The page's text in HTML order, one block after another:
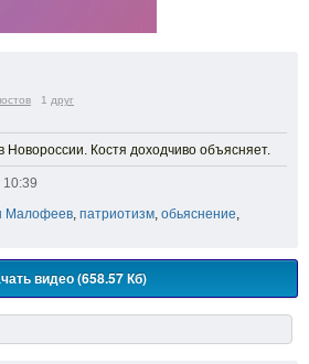
1 друг
Новороссии. Костя доходчиво объясняет.
Малофеев патриотизм обьяснение
видео (658.57 Кб)